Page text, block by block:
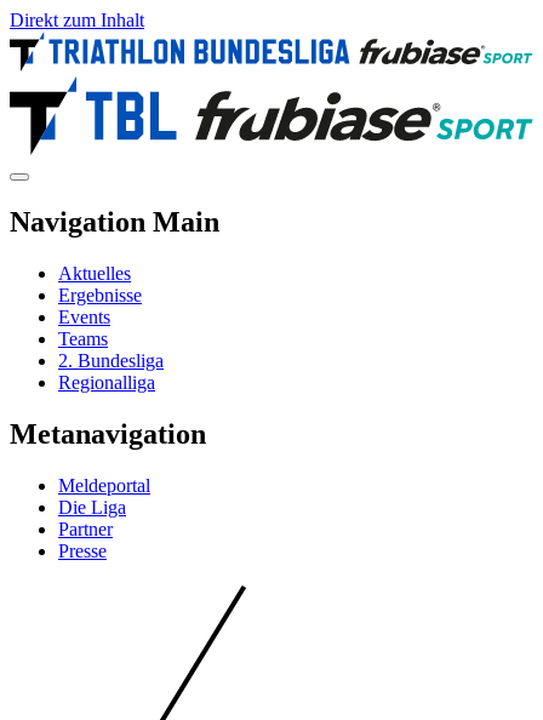
Direkt zum Inhalt
Navigation Main
Aktuelles
Ergebnisse
Events
Teams
2. Bundesliga
Regionalliga
Metanavigation
Meldeportal
Die Liga
Partner
Presse